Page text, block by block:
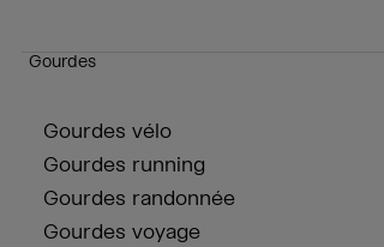
Gourdes
Gourdes vélo
Gourdes running
Gourdes randonnée
Gourdes voyage